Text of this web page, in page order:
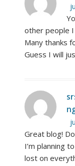
other people
Many thanks
Guess I will
Great blog!
I’m planning
lost on